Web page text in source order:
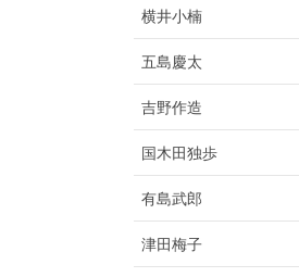
横井小楠
五島慶太
吉野作造
国木田独歩
有島武郎
津田梅子